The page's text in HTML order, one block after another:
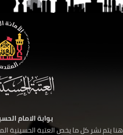
بوابة الامام
هنا يتم نشر كل ما يخص العتبة الحسينية